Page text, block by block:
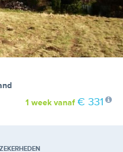
1 weekvanaf € 331
ZEKERHEDEN